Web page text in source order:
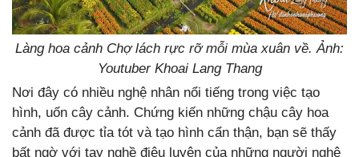
Làng hoa cảnh Chợ lách rực rỡ mỗi mùa xuân về. Ảnh:
Youtuber Khoai Lang Thang
Nơi đây có nhiều nghệ nhân nổi tiếng trong việc tạo
hình, uốn cây cảnh. Chứng kiến những chậu cây hoa
cảnh đã được tỉa tót và tạo hình cẩn thận, bạn sẽ thấy
bất ngờ với tay nghề điêu luyện của những người nghệ